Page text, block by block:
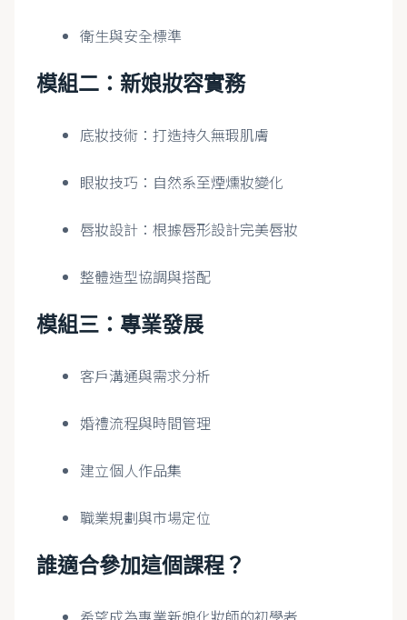
衛生與安全標準
模組二：新娘妝容實務
底妝技術：打造持久無瑕肌膚
眼妝技巧：自然系至煙燻妝變化
唇妝設計：根據唇形設計完美唇妝
整體造型協調與搭配
模組三：專業發展
客戶溝通與需求分析
婚禮流程與時間管理
建立個人作品集
職業規劃與市場定位
誰適合參加這個課程？